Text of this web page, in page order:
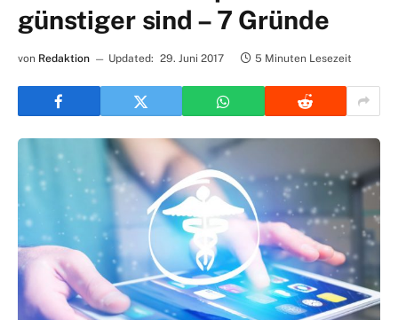
günstiger sind – 7 Gründe
von Redaktion Updated: 29. Juni 2017 5 Minuten Lesezeit